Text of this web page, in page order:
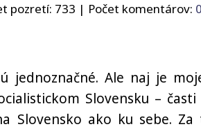
pozretí: 733 | Počet komentárov: 0
Ale naj je
Slovensku – časti
Slovensko ako ku sebe.